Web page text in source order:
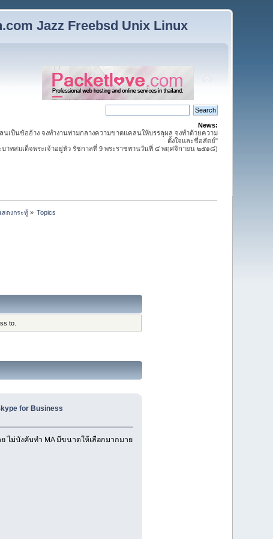
Jazz Freebsd Unix Linux
News:
เป็นข้ออ้าง จงทำงานท่ามกลางความขาดแคลนให้บรรลุผล จงทำด้วยความ
ตั้งใจและซื่อสัตย์"
บาทสมเด็จพระเจ้าอยู่หัว รัชกาลที่ 9 พระราชทานวันที่ ๔ พฤศจิกายน ๒๕๑๘)
สดงกระทู้ » Topics
to.
for Business
ย ไม่บังคับทำ MA มีขนาดให้เลือกมากมาย